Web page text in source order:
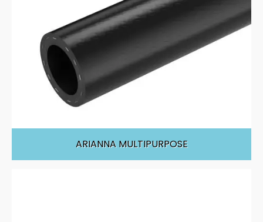
ARIANNA MULTIPURPOSE